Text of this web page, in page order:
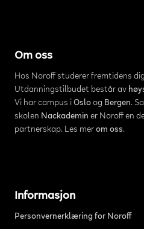
Om oss
Hos Noroff studerer fremtidens
Utdanningstilbudet består av
Vi har campus i Osloog Bergen.
skolen Nackademin er Noroff en
partnerskap. Les mer om oss.
Informasjon
Personvernerklæring for Noroff